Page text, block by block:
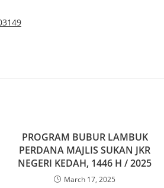
PROGRAM BUBUR LAMBUK
PERDANA MAJLIS SUKAN JKR
NEGERI KEDAH, 1446 H / 2025
March 17, 2025